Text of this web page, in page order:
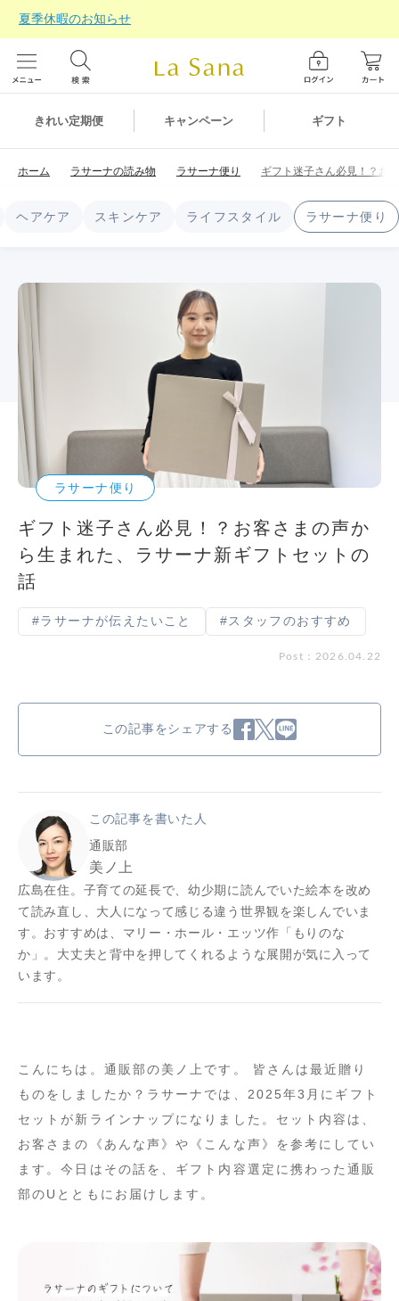
きれい定期便 キャンペーン ギフト
夏季休暇のお知らせ
ホーム ラサーナの読み物 ラサーナ便り ギフト迷子さん必見！？お
ヘアケア スキンケア ライフスタイル ラサーナ便り
ラサーナ便り
ギフト迷子さん必見！？お客さまの声か
ら生まれた、ラサーナ新ギフトセットの
話
#ラサーナが伝えたいこと #スタッフのおすすめ
Post：2026.04.22
この記事をシェアする
この記事を書いた人
通販部
美ノ上
広島在住。子育ての延長で、幼少期に読んでいた絵本を改め
て読み直し、大人になって感じる違う世界観を楽しんでいま
す。おすすめは、マリー・ホール・エッツ作「もりのな
か」。大丈夫と背中を押してくれるような展開が気に入って
います。
こんにちは。通販部の美ノ上です。 皆さんは最近贈り
ものをしましたか？ラサーナでは、2025年3月にギフト
セットが新ラインナップになりました。セット内容は、
お客さまの《あんな声》や《こんな声》を参考にしてい
ます。今日はその話を、ギフト内容選定に携わった通販
部のUとともにお届けします。